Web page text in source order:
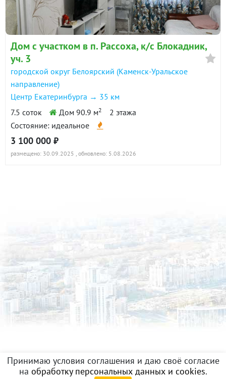
Дом с участком в п. Рассоха, к/с Блокадник,
уч. 3
городской округ Белоярский (Каменск-Уральское
направление)
Центр Екатеринбурга → 35 км
7.5 соток
Дом 90.9 м2
2 этажа
Состояние: идеальное
3 100 000 ₽
размещено: 30.09.2025 , обновлено: 5.08.2026
Принимаю условия соглашения и даю своё согласие
на обработку персональных данных и cookies.